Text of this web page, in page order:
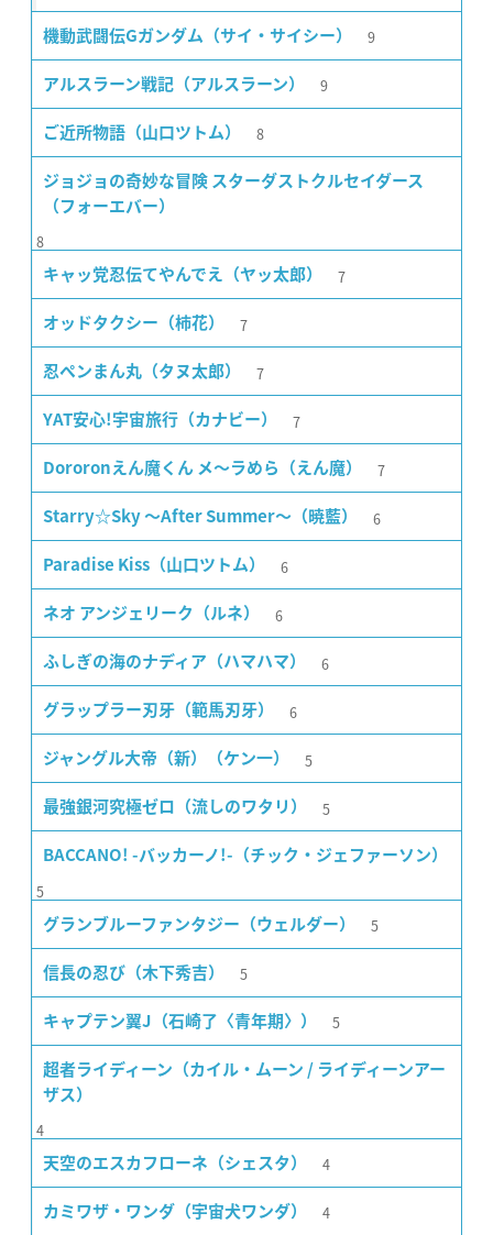
機動武闘伝Gガンダム（サイ・サイシー） 9
アルスラーン戦記（アルスラーン） 9
ご近所物語（山口ツトム） 8
ジョジョの奇妙な冒険 スターダストクルセイダース
（フォーエバー）
8
キャッ党忍伝てやんでえ（ヤッ太郎） 7
オッドタクシー（柿花） 7
忍ペンまん丸（タヌ太郎） 7
YAT安心!宇宙旅行（カナビー） 7
Dororonえん魔くん メ〜ラめら（えん魔） 7
Starry☆Sky 〜After Summer〜（暁藍） 6
Paradise Kiss（山口ツトム） 6
ネオ アンジェリーク（ルネ） 6
ふしぎの海のナディア（ハマハマ） 6
グラップラー刃牙（範馬刃牙） 6
ジャングル大帝（新）（ケン一） 5
最強銀河究極ゼロ（流しのワタリ） 5
BACCANO! -バッカーノ!-（チック・ジェファーソン）
5
グランブルーファンタジー（ウェルダー） 5
信長の忍び（木下秀吉） 5
キャプテン翼J（石崎了〈青年期〉） 5
超者ライディーン（カイル・ムーン / ライディーンアー
ザス）
4
天空のエスカフローネ（シェスタ） 4
カミワザ・ワンダ（宇宙犬ワンダ） 4